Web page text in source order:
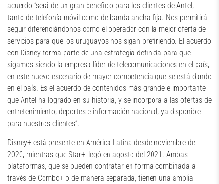
acuerdo “será de un gran beneficio para los clientes de Antel,
tanto de telefonía móvil como de banda ancha fija. Nos permitirá
seguir diferenciándonos como el operador con la mejor oferta de
servicios para que los uruguayos nos sigan prefiriendo. El acuerdo
con Disney forma parte de una estrategia definida para que
sigamos siendo la empresa líder de telecomunicaciones en el país,
en este nuevo escenario de mayor competencia que se está dando
en el país. Es el acuerdo de contenidos más grande e importante
que Antel ha logrado en su historia, y se incorpora a las ofertas de
entretenimiento, deportes e información nacional, ya disponible
para nuestros clientes”.
Disney+ está presente en América Latina desde noviembre de
2020, mientras que Star+ llegó en agosto del 2021. Ambas
plataformas, que se pueden contratar en forma combinada a
través de Combo+ o de manera separada, tienen una amplia